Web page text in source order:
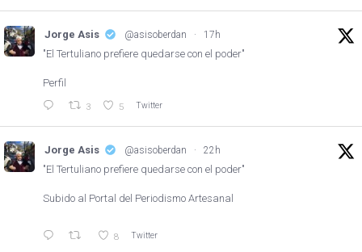
Jorge Asis @asisoberdan · 17h
"El Tertuliano prefiere quedarse con el poder"
Perfil
3 5 Twitter
Jorge Asis @asisoberdan · 22h
"El Tertuliano prefiere quedarse con el poder"
Subido al Portal del Periodismo Artesanal
8 Twitter